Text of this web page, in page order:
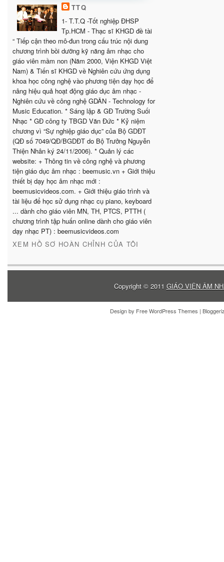
TTQ
1- T.T.Q -Tốt nghiệp ĐHSP
Tp.HCM - Thạc sĩ KHGD đề tài
“ Tiếp cận theo mô-đun trong cấu trúc nội dung
chương trình bồi dưỡng kỹ năng âm nhạc cho
giáo viên mầm non (Năm 2000, Viện KHGD Việt
Nam) & Tiến sĩ KHGD về Nghiên cứu ứng dụng
khoa học công nghệ vào phương tiện dạy học để
nâng hiệu quả hoạt động giáo dục âm nhạc -
Nghiên cứu về công nghệ GDÂN - Technology for
Music Education. * Sáng lập & GĐ Trường Suối
Nhạc * GĐ công ty TBGD Văn Đức * Kỷ niệm
chương vì “Sự nghiệp giáo dục” của Bộ GDĐT
(QĐ số 7049/QĐ/BGDĐT do Bộ Trưởng Nguyễn
Thiện Nhân ký 24/11/2006). * Quản lý các
website: + Thông tin về công nghệ và phương
tiện giáo dục âm nhạc : beemusic.vn + Giới thiệu
thiết bị dạy học âm nhạc mới :
beemusicvideos.com. + Giới thiệu giáo trình và
tài liệu để học sử dụng nhạc cụ piano, keyboard
... dành cho giáo viên MN, TH, PTCS, PTTH (
chương trình tập huấn online dành cho giáo viên
dạy nhạc PT) : beemusicvideos.com
XEM HỒ SƠ HOÀN CHỈNH CỦA TÔI
Copyright © 2011 GIÁO VIÊN ÂM
Design by Free WordPress Themes |